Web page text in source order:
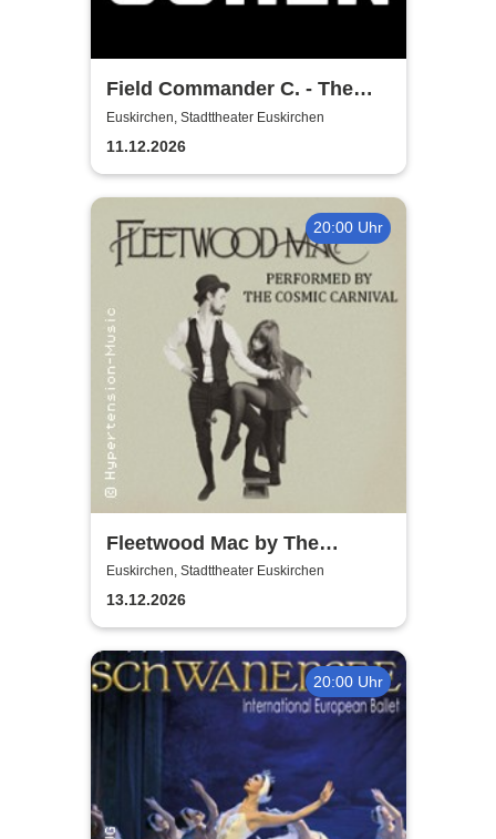
Field Commander C. - The
Songs of Leonard Cohen
Euskirchen, Stadttheater Euskirchen
11.12.2026
20:00 Uhr
Fleetwood Mac by The
Cosmic Carnival - The
Incredible Story
Euskirchen, Stadttheater Euskirchen
13.12.2026
20:00 Uhr